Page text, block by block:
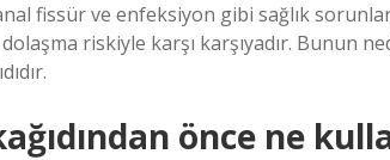
fissür ve enfeksiyon gibi sağlık
riskiyle karşı karşıyadır. Bunun
önce ne